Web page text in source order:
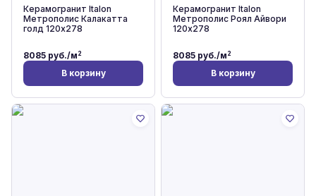
Керамогранит Italon
Метрополис Калакатта
голд 120x278
8085 руб./м2
В корзину
Керамогранит Italon
Метрополис Роял Айвори
120x278
8085 руб./м2
В корзину